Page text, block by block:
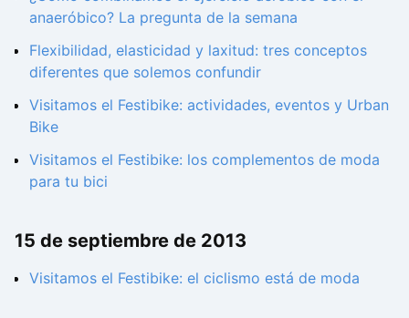
anaeróbico? La pregunta de la semana
Flexibilidad, elasticidad y laxitud: tres conceptos
diferentes que solemos confundir
Visitamos el Festibike: actividades, eventos y Urban
Bike
Visitamos el Festibike: los complementos de moda
para tu bici
15 de septiembre de 2013
Visitamos el Festibike: el ciclismo está de moda